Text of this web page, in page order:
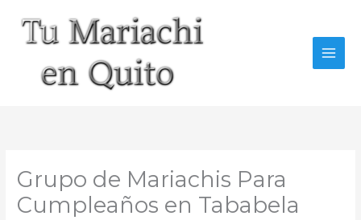
contenido
Grupo de Mariachis Para
Cumpleaños en Tababela